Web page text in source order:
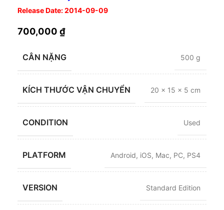
Release Date: 2014-09-09
700,000 ₫
CÂN NẶNG 500 g
KÍCH THƯỚC VẬN CHUYỂN 20 × 15 × 5 cm
CONDITION Used
PLATFORM Android, iOS, Mac, PC, PS4
VERSION Standard Edition